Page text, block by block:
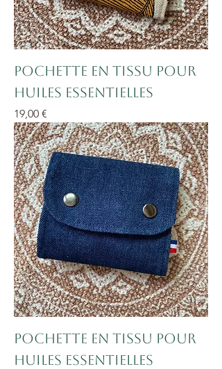
Pochette en tissu pour
huiles essentielles
Prix
19,00 €
Pochette en tissu pour
huiles essentielles